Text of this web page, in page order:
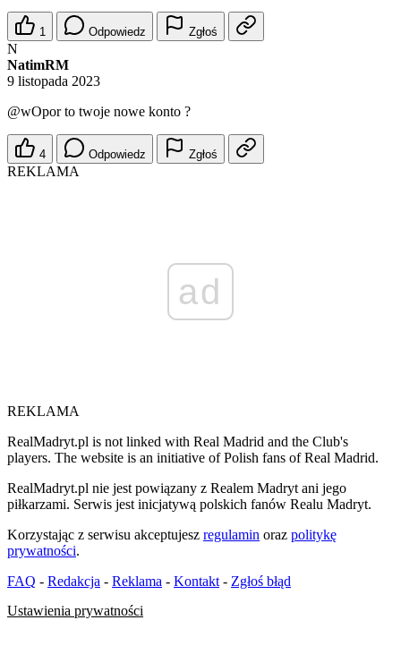
1 Odpowiedz Zgłoś
N
NatimRM
9 listopada 2023
@wOporto twoje nowe konto ?
4 Odpowiedz Zgłoś
REKLAMA
ad
REKLAMA
RealMadryt.pl is not linked with Real Madrid and the Club's
players. The website is an initiative of Polish fans of Real Madrid.
RealMadryt.pl nie jest powiązany z Realem Madryt ani jego
piłkarzami. Serwis jest inicjatywą polskich fanów Realu Madryt.
Korzystając z serwisu akceptujesz regulamin oraz politykę
prywatności.
FAQ - Redakcja - Reklama - Kontakt - Zgłoś błąd
Ustawienia prywatności